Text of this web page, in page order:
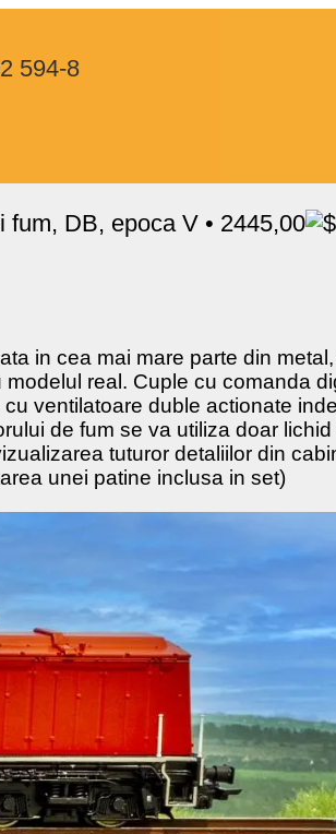
594-8
DB, epoca V • 2445,00
in cea mai mare parte din
real. Cuple cu comanda
ventilatoare duble actionate
de fum se va utiliza doar
tuturor detaliilor din
unei patine inclusa in set)